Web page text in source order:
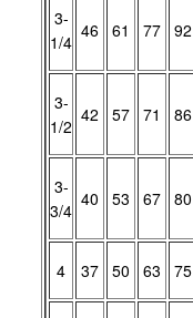
3-
1/4
46 61 77 92
3-
1/2
42 57 71 86
3-
3/4
40 53 67 80
4 37 50 63 75